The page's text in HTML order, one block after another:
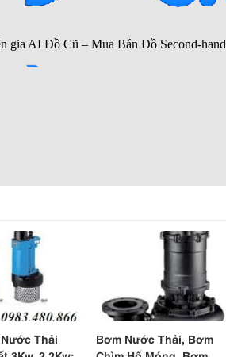
Thải
Bơm Nước Thải, Bơm